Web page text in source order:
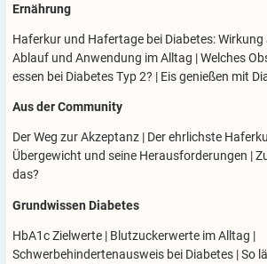
Ernährung
Haferkur und Hafertage bei Diabetes:
Ablauf und Anwendung im Alltag |Welches
essen bei Diabetes Typ 2? | Eis genießen mit
Aus der Community
Der Weg zur Akzeptanz | Der ehrlichste
Übergewicht und seine Herausforderungen |
das?
Grundwissen Diabetes
HbA1c Zielwerte | Blutzuckerwerte im Alltag |
Schwerbehindertenausweis bei Diabetes |So